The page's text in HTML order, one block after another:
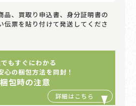
品、買取り申込書、身分証明書の
伝票を貼り付けて発送してくださ
もすぐにわかる
心の梱包方法を同封！
梱包時の注意